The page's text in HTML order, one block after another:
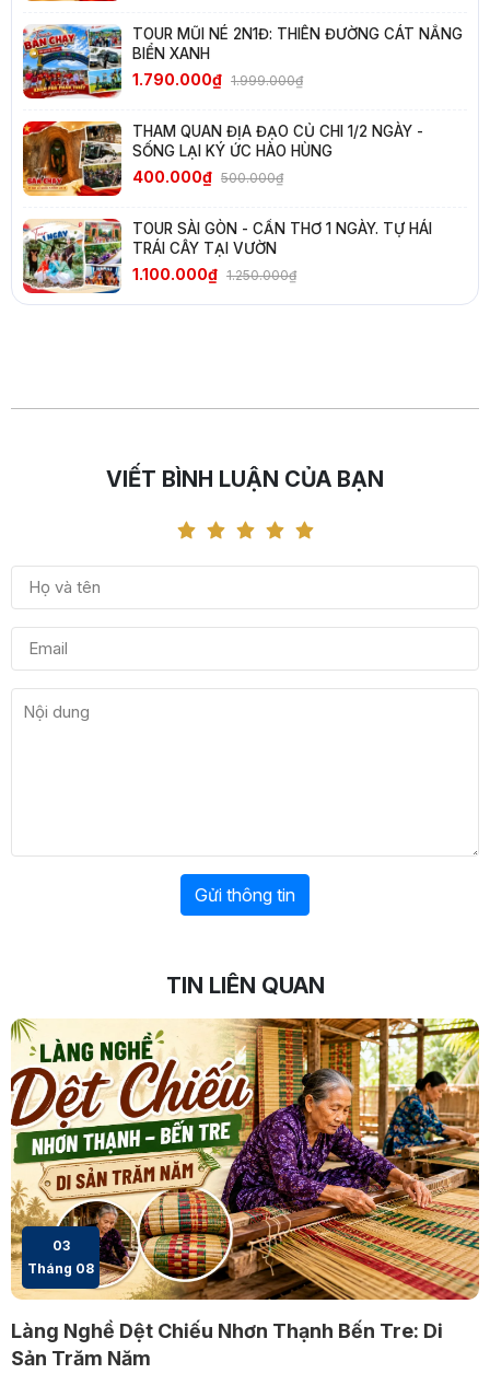
TOUR MŨI NÉ 2N1Đ: THIÊN ĐƯỜNG CÁT NẮNG
BIỂN XANH
1.790.000₫ 1.999.000₫
THAM QUAN ĐỊA ĐẠO CỦ CHI 1/2 NGÀY -
SỐNG LẠI KÝ ỨC HÀO HÙNG
400.000₫ 500.000₫
TOUR SÀI GÒN - CẦN THƠ 1 NGÀY. TỰ HÁI
TRÁI CÂY TẠI VƯỜN
1.100.000₫ 1.250.000₫
VIẾT BÌNH LUẬN CỦA BẠN
Gửi thông tin
TIN LIÊN QUAN
03
Tháng 08
Làng Nghề Dệt Chiếu Nhơn Thạnh Bến Tre: Di
Sản Trăm Năm